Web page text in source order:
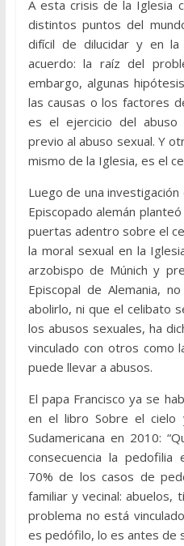
A esta crisis de la Iglesia
distintos puntos del
difícil de dilucidar y en
acuerdo: la raíz del
embargo, algunas
las causas o los factores
es el ejercicio del
previo al abuso sexual. Y
mismo de la Iglesia, es el
Luego de una
Episcopado alemán
puertas adentro sobre el
la moral sexual en la
arzobispo de Múnich y
Episcopal de Alemania,
abolirlo, ni que el celibato
los abusos sexuales, ha
vinculado con otros como
puede llevar a abusos.
El papa Francisco ya se
en el libro Sobre el cielo
Sudamericana en 2010:
consecuencia la
70% de los casos de
familiar y vecinal: abuelos,
problema no está
es pedófilo, lo es antes de